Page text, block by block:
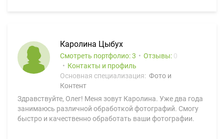
Каролина Цыбух
Смотреть портфолио: 3 Отзывы: 0
Контакты и профиль
Основная специализация: Фото и
Контент
Здравствуйте, Олег! Меня зовут Каролина. Уже два года
занимаюсь различной обработкой фотографий. Смогу
быстро и качественно обработать ваши фотографии.